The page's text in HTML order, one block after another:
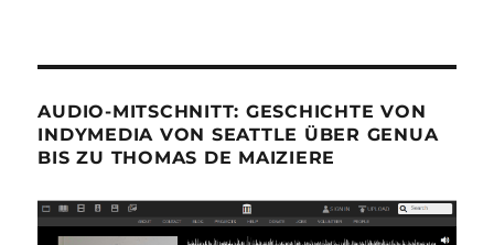
AUDIO-MITSCHNITT: GESCHICHTE VON
INDYMEDIA VON SEATTLE ÜBER GENUA
BIS ZU THOMAS DE MAIZIERE